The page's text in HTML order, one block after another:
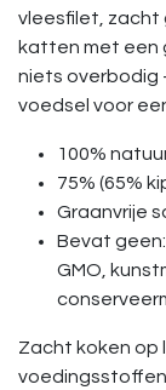
vleesfilet, zacht
katten met een
niets overbodig
voedsel voor
100%
75% (65%
Graanvrije
Bevat
GMO,
Zacht koken